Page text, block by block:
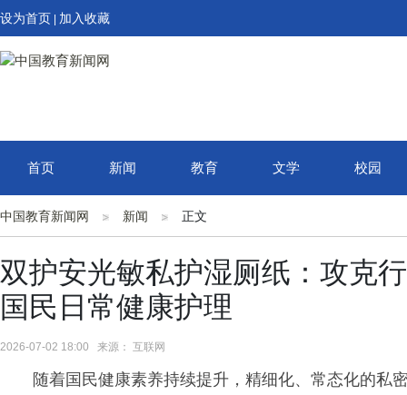
设为首页 加入收藏
首页 新闻 教育 文学 校园
中国教育新闻网 新闻 正文
双护安光敏私护湿厕纸：攻克
国民日常健康护理
2026-07-02 18:00 来源： 互联网
随着国民健康素养持续提升，精细化、常态化的私